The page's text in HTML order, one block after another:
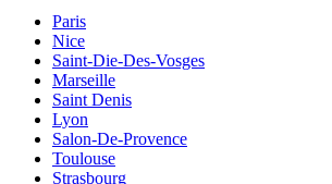
Paris
Nice
Saint-Die-Des-Vosges
Marseille
Saint Denis
Lyon
Salon-De-Provence
Toulouse
Strasbourg